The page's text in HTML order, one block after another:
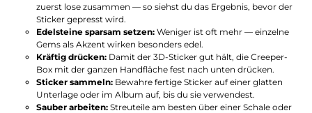
zuerst lose zusammen — so siehst du das Ergebnis, bevor der
Sticker gepresst wird.
Edelsteine sparsam setzen:Weniger ist oft mehr — einzelne
Gems als Akzent wirken besonders edel.
Kräftig drücken:Damit der 3D-Sticker gut hält, die Creeper-
Box mit der ganzen Handfläche fest nach unten drücken.
Sticker sammeln:Bewahre fertige Sticker auf einer glatten
Unterlage oder im Album auf, bis du sie verwendest.
Sauber arbeiten:Streuteile am besten über einer Schale oder